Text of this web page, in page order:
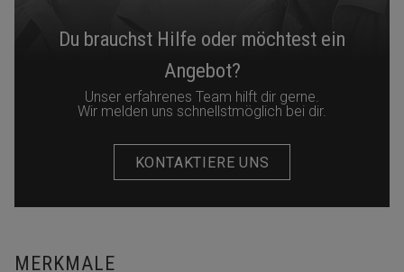
Du brauchst Hilfe oder möchtest ein
Angebot?
Unser erfahrenes Team hilft dir gerne.
Wir melden uns schnellstmöglich bei dir.
KONTAKTIERE UNS
MERKMALE